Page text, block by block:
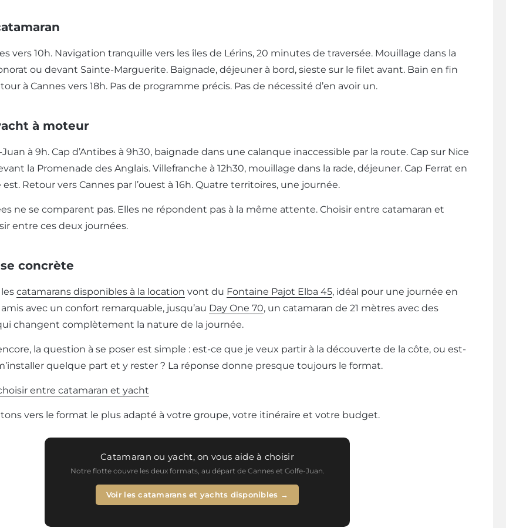
vers 10h. Navigation tranquille vers les îles de Lérins, 20 minutes de traversée. Mouillage dans la
ou devant Sainte-Marguerite. Baignade, déjeuner à bord, sieste sur le filet avant. Bain en fin
à Cannes vers 18h. Pas de programme précis. Pas de nécessité d’en avoir un.
à moteur
à 9h. Cap d’Antibes à 9h30, baignade dans une calanque inaccessible par la route. Cap sur Nice
la Promenade des Anglais. Villefranche à 12h30, mouillage dans la rade, déjeuner. Cap Ferrat en
Retour vers Cannes par l’ouest à 16h. Quatre territoires, une journée.
ne se comparent pas. Elles ne répondent pas à la même attente. Choisir entre catamaran et
entre ces deux journées.
concrète
catamarans disponibles à la location vont du Fontaine Pajot Elba 45, idéal pour une journée en
avec un confort remarquable, jusqu’au Day One 70, un catamaran de 21 mètres avec des
changent complètement la nature de la journée.
la question à se poser est simple : est-ce que je veux partir à la découverte de la côte, ou est-
quelque part et y rester ? La réponse donne presque toujours le format.
entre catamaran et yacht
vers le format le plus adapté à votre groupe, votre itinéraire et votre budget.
Catamaran ou yacht, on vous aide à choisir
Notre flotte couvre les deux formats, au départ de Cannes et Golfe-Juan.
Voir les catamarans et yachts disponibles →